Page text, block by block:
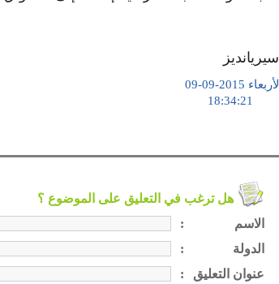
سيريانديز
الأربعاء 2015-09-09
هل ترغب في التعليق على الموضوع ؟
:
الاسم
:
الدولة
:
عنوان التعليق